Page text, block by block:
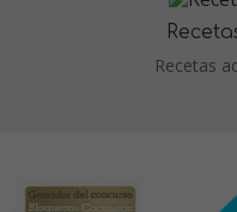
Recetas